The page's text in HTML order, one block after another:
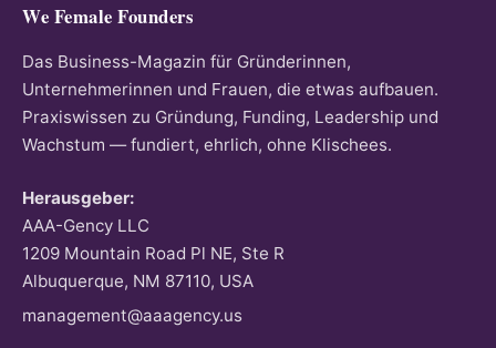
We Female Founders
Das Business-Magazin für Gründerinnen,
Unternehmerinnen und Frauen, die etwas aufbauen.
Praxiswissen zu Gründung, Funding, Leadership und
Wachstum — fundiert, ehrlich, ohne Klischees.
Herausgeber:
AAA-Gency LLC
1209 Mountain Road Pl NE, Ste R
Albuquerque, NM 87110, USA
management@aaagency.us